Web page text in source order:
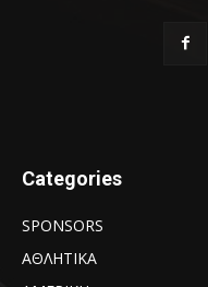
Categories
SPONSORS
ΑΘΛΗΤΙΚΑ